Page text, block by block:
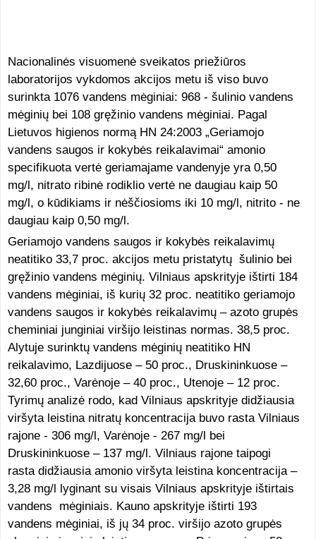
Nacionalinės visuomenė sveikatos priežiūros
laboratorijos vykdomos akcijos metu iš viso buvo
surinkta 1076 vandens mėginiai: 968 - šulinio vandens
mėginių bei 108 gręžinio vandens mėginiai. Pagal
Lietuvos higienos normą HN 24:2003 „Geriamojo
vandens saugos ir kokybės reikalavimai“ amonio
specifikuota vertė geriamajame vandenyje yra 0,50
mg/l, nitrato ribinė rodiklio vertė ne daugiau kaip 50
mg/l, o kūdikiams ir nėščiosioms iki 10 mg/l, nitrito - ne
daugiau kaip 0,50 mg/l.
Geriamojo vandens saugos ir kokybės reikalavimų
neatitiko 33,7 proc. akcijos metu pristatytų šulinio bei
gręžinio vandens mėginių. Vilniaus apskrityje ištirti 184
vandens mėginiai, iš kurių 32 proc. neatitiko geriamojo
vandens saugos ir kokybės reikalavimų – azoto grupės
cheminiai junginiai viršijo leistinas normas. 38,5 proc.
Alytuje surinktų vandens mėginių neatitiko HN
reikalavimo, Lazdijuose – 50 proc., Druskininkuose –
32,60 proc., Varėnoje – 40 proc., Utenoje – 12 proc.
Tyrimų analizė rodo, kad Vilniaus apskrityje didžiausia
viršyta leistina nitratų koncentracija buvo rasta Vilniaus
rajone - 306 mg/l, Varėnoje - 267 mg/l bei
Druskininkuose – 137 mg/l. Vilniaus rajone taipogi
rasta didžiausia amonio viršyta leistina koncentracija –
3,28 mg/l lyginant su visais Vilniaus apskrityje ištirtais
vandens mėginiais. Kauno apskrityje ištirti 193
vandens mėginiai, iš jų 34 proc. viršijo azoto grupės